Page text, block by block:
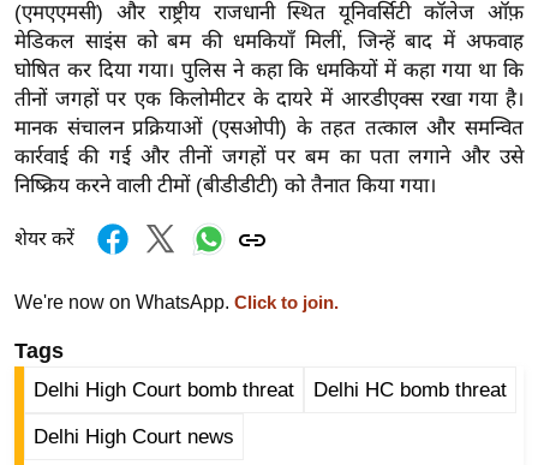
बे
मि
सा
ल
श
ख्सि
यं
इं
डि
(एमएएमसी) और राष्ट्रीय राजधानी स्थित यूनिवर्सिटी कॉलेज ऑफ़
मेडिकल साइंस को बम की धमकियाँ मिलीं, जिन्हें बाद में अफवाह
घोषित कर दिया गया। पुलिस ने कहा कि धमकियों में कहा गया था कि
तीनों जगहों पर एक किलोमीटर के दायरे में आरडीएक्स रखा गया है।
मानक संचालन प्रक्रियाओं (एसओपी) के तहत तत्काल और समन्वित
कार्रवाई की गई और तीनों जगहों पर बम का पता लगाने और उसे
निष्क्रिय करने वाली टीमों (बीडीडीटी) को तैनात किया गया।
शेयर करें
We're now on WhatsApp. Click to join.
Tags
Delhi High Court bomb threat Delhi HC bomb threat
Delhi High Court news